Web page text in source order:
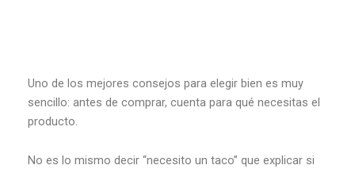
Uno de los mejores consejos para elegir bien es muy
sencillo: antes de comprar, cuenta para qué necesitas el
producto.
No es lo mismo decir “necesito un taco” que explicar si